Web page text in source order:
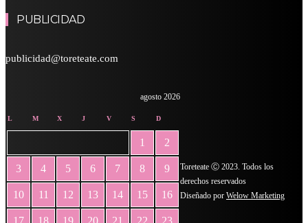
PUBLICIDAD
publicidad@toreteate.com
agosto 2026
L M X J V S D
1 2
3 4 5 6 7 8 9
10 11 12 13 14 15 16
Toreteate Ⓒ 2023. Todos los
derechos reservados
Diseñado por Welow Marketing